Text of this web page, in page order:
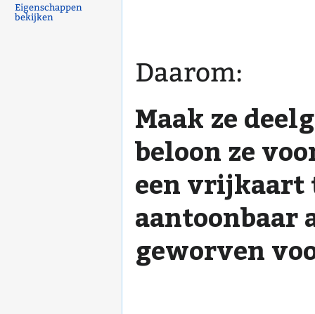
Daarom:
Maak ze
beloon ze
een vrijkaart
aantoonbaar
geworven
Eigenschappen
bekijken